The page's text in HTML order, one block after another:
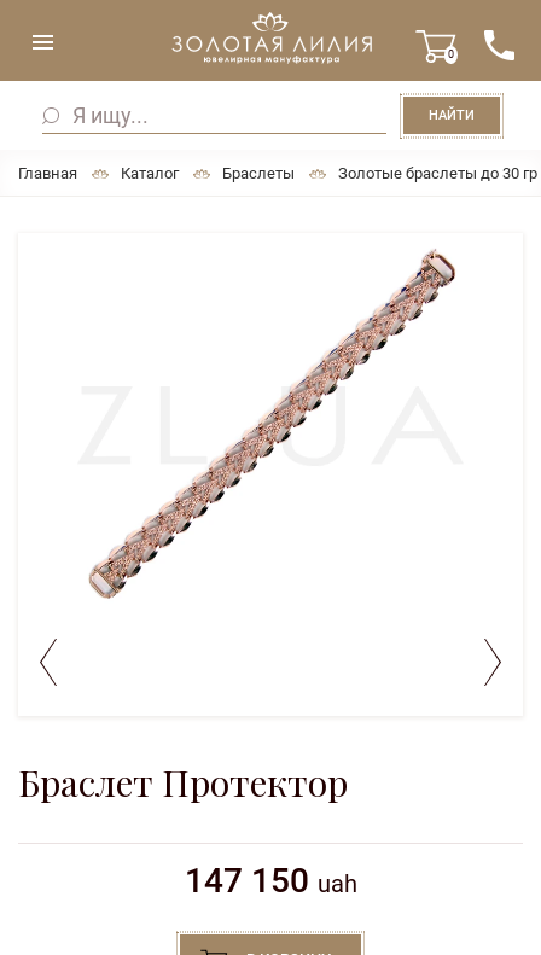
0
НАЙТИ
Главная Каталог Браслеты Золотые браслеты до 30 гр
Браслет Протектор
147 150 uah